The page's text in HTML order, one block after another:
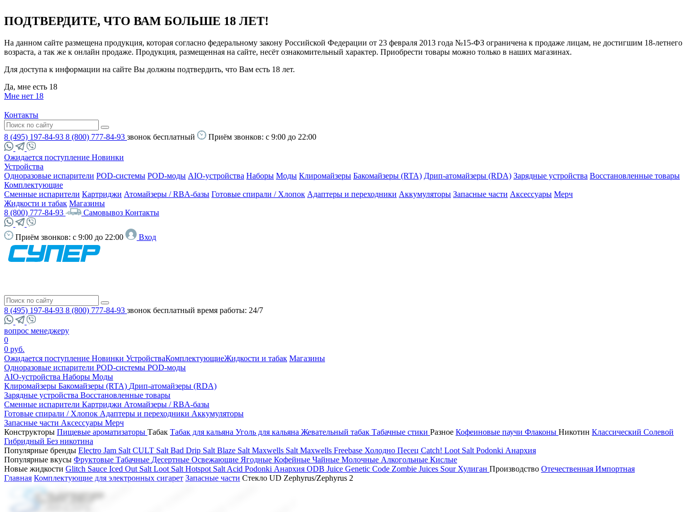
ПОДТВЕРДИТЕ, ЧТО ВАМ БОЛЬШЕ 18 ЛЕТ!
На данном сайте размещена продукция, которая согласно федеральному закону Российской Федерации от 23 февраля 2013 года №15-ФЗ ограничена к продаже лицам, не достигшим 18-летнего
возраста, а так же к онлайн продаже. Продукция, размещенная на сайте, несёт ознакомительный характер. Приобрести товары можно только в наших магазинах.
Для доступа к информации на сайте Вы должны подтвердить, что Вам есть 18 лет.
Да, мне есть 18
Мне нет 18
Контакты
8 (495) 197-84-93 8 (800) 777-84-93 звонок бесплатный Приём звонков: с 9:00 до 22:00
Ожидается поступление Новинки
Устройства
Одноразовые испарители POD-системы POD-моды AIO-устройства Наборы Моды Клиромайзеры Бакомайзеры (RTA) Дрип-атомайзеры (RDA) Зарядные устройства Восстановленные товары
Комплектующие
Сменные испарители Картриджи Атомайзеры / RBA-базы Готовые спирали / Хлопок Адаптеры и переходники Аккумуляторы Запасные части Аксессуары Мерч
Жидкости и табак Магазины
8 (800) 777-84-93
Самовывоз Контакты
Приём звонков: с 9:00 до 22:00 Вход
8 (495) 197-84-93 8 (800) 777-84-93 звонок бесплатный время работы: 24/7
вопрос менеджеру
0
0 руб.
Ожидается поступление Новинки УстройстваКомплектующиеЖидкости и табак Магазины
Одноразовые испарители POD-системы POD-моды
AIO-устройства Наборы Моды
Клиромайзеры Бакомайзеры (RTA) Дрип-атомайзеры (RDA)
Зарядные устройства Восстановленные товары
Сменные испарители Картриджи Атомайзеры / RBA-базы
Готовые спирали / Хлопок Адаптеры и переходники Аккумуляторы
Запасные части Аксессуары Мерч
Конструкторы Пищевые ароматизаторы Табак Табак для кальяна Уголь для кальяна Жевательный табак Табачные стики Разное Кофеиновые паучи Флаконы Никотин Классический Солевой
Гибридный Без никотина
Популярные бренды Electro Jam Salt CULT Salt Bad Drip Salt Blaze Salt Maxwells Salt Maxwells Freebase Холодно Песец Catch! Loot Salt Podonki Анархия
Популярные вкусы Фруктовые Табачные Десертные Освежающие Ягодные Кофейные Чайные Молочные Алкогольные Кислые
Новые жидкости Glitch Sauce Iced Out Salt Loot Salt Hotspot Salt Acid Podonki Анархия ODB Juice Genetic Code Zombie Juices Sour Хулиган Производство Отечественная Импортная
Главная Комплектующие для электронных сигарет Запасные части Стекло UD Zephyrus/Zephyrus 2